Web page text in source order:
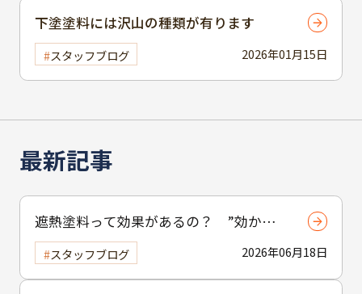
最新記事
遮熱塗料って効果があるの？ ”効かな
い”と言われる理由と正しい使い方 2026年06月18日
スタッフブログ
2026年01月15日
下塗塗料には沢山の種類が有ります
スタッフブログ